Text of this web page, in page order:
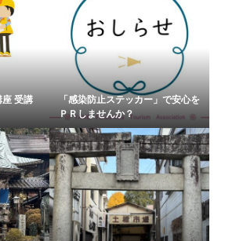
受講
「感染防止ステッカー」で安心を
ＰＲしませんか？